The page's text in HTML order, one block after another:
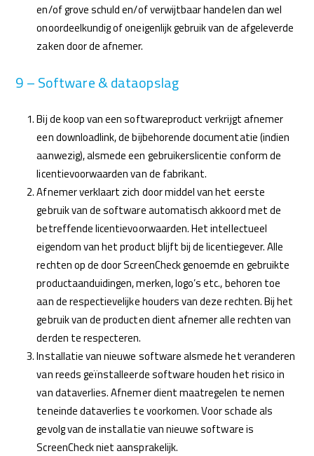
en/of grove schuld en/of verwijtbaar handelen dan wel
onoordeelkundig of oneigenlijk gebruik van de afgeleverde
zaken door de afnemer.
9 – Software & dataopslag
Bij de koop van een softwareproduct verkrijgt afnemer
een downloadlink, de bijbehorende documentatie (indien
aanwezig), alsmede een gebruikerslicentie conform de
licentievoorwaarden van de fabrikant.
Afnemer verklaart zich door middel van het eerste
gebruik van de software automatisch akkoord met de
betreffende licentievoorwaarden. Het intellectueel
eigendom van het product blijft bij de licentiegever. Alle
rechten op de door ScreenCheck genoemde en gebruikte
productaanduidingen, merken, logo’s etc., behoren toe
aan de respectievelijke houders van deze rechten. Bij het
gebruik van de producten dient afnemer alle rechten van
derden te respecteren.
Installatie van nieuwe software alsmede het veranderen
van reeds geïnstalleerde software houden het risico in
van dataverlies. Afnemer dient maatregelen te nemen
teneinde dataverlies te voorkomen. Voor schade als
gevolg van de installatie van nieuwe software is
ScreenCheck niet aansprakelijk.